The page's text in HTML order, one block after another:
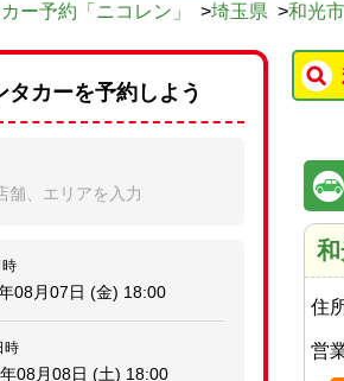
ー予約「ニコレン」 >埼玉県 >和光市
住
営
タカーを予約しよう
舗、エリアを入力
08月07日 (金) 18:00
時
08月08日 (土) 18:00